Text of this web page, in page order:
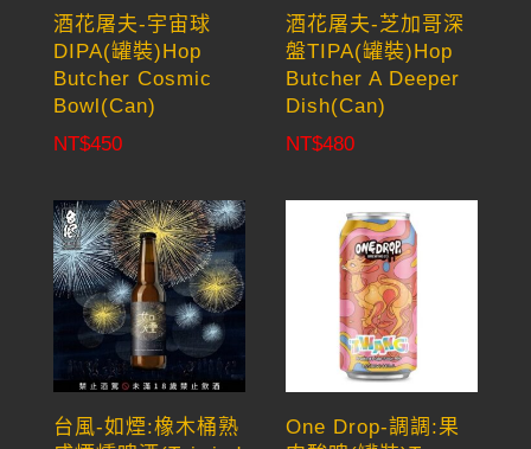
酒花屠夫-宇宙球
DIPA(罐裝)Hop
Butcher Cosmic
Bowl(Can)
NT$450
酒花屠夫-芝加哥深
盤TIPA(罐裝)Hop
Butcher A Deeper
Dish(Can)
NT$480
台風-如煙:橡木桶熟
One Drop-調調:果